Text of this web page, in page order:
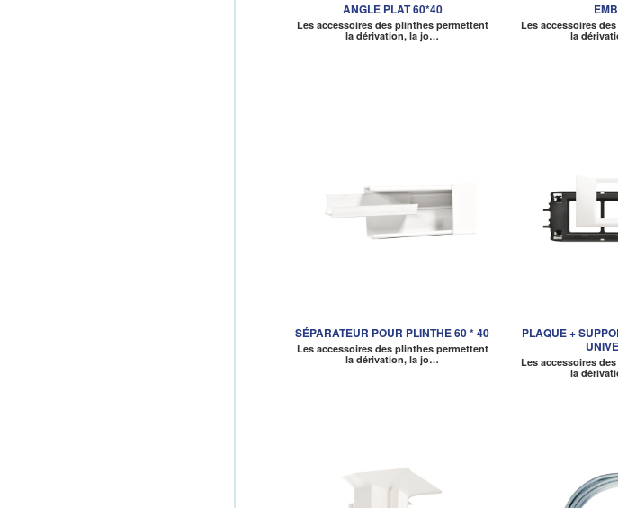
ANGLE PLAT 60*40
Les accessoires des plinthes permettent
la dérivation, la jo…
Les accessoires
la
SÉPARATEUR POUR PLINTHE 60 * 40
Les accessoires des plinthes permettent
la dérivation, la jo…
PLAQUE +
Les accessoires
la